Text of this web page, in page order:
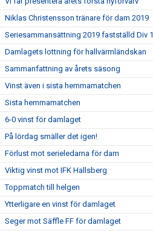
Niklas Christensson tränare för dam 2019
Seriesammansättning 2019 fastställd Div 1
Damlagets lottning för hallvärmländskan
Sammanfattning av årets säsong
Vinst även i sista hemmamatchen
Sista hemmamatchen
6-0 vinst för damlaget
På lördag smäller det igen!
Förlust mot serieledarna för dam
Viktig vinst mot IFK Hallsberg
Toppmatch till helgen
Ytterligare en vinst för damlaget
Seger mot Säffle FF för damlaget